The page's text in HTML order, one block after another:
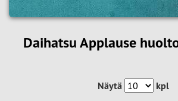
Daihatsu Applause
Näytä
kpl